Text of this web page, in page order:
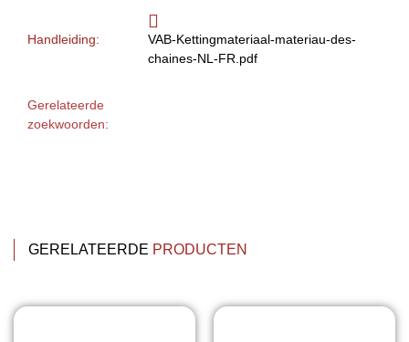
Handleiding:
VAB-Kettingmateriaal-materiau-des-
chaines-NL-FR.pdf
Gerelateerde
zoekwoorden:
GERELATEERDE PRODUCTEN